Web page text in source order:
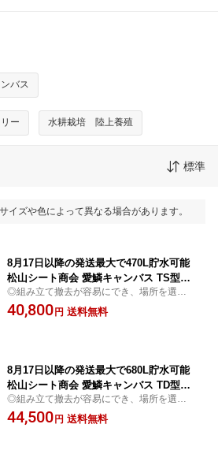
バス
ー 水耕栽培 陸上養殖
標準
イズや色によって異なる場合があります。
8月17日以降の発送最大で470L貯水可能
松山シート商会 愛鱗キャンバス TS型
本体のみ送料無料 但、一部地域除
◎組み立て撤去が容易にでき、場所を選ば
ずに水の一時貯水 常時貯水でも使用可
40,800 円 送料無料
8月17日以降の発送最大で680L貯水可能
松山シート商会 愛鱗キャンバス TD型
本体のみ送料無料 但、一部地域除
◎組み立て撤去が容易にでき、場所を選ば
ずに水の一時貯水 常時貯水でも使用可
44,500 円 送料無料